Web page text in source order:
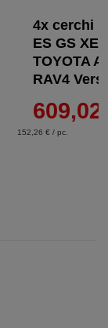
4x cerchi
ES GS
TOYOTA
RAV4
609,02
152,26 € / pc.